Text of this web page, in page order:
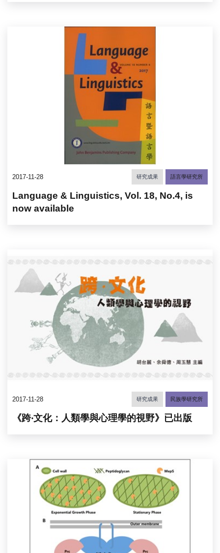
2017-11-28 研究成果 語言學研究所
Language & Linguistics, Vol. 18, No.4, is
now available
2017-11-28 研究成果 民族學研究所
《跨‧文化：人類學與心理學的視野》已出版